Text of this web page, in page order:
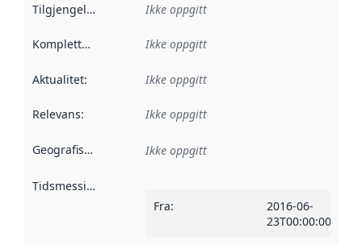
Tilgjengelighet Ikke oppgitt
Kompletthet Ikke oppgitt
Aktualitet: Ikke oppgitt
Relevans: Ikke oppgitt
Geografisk avgrensning :
Ikke oppgitt
Tidsmessig avgrensning
Fra:
2016-06-
23T00:00:00Z